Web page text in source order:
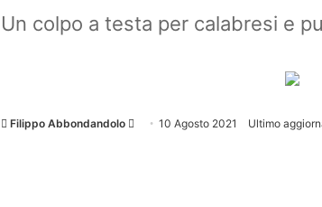
Un colpo a testa per calabresi e
Filippo Abbondandolo
Invia 10 Agosto 2021
Ultimo